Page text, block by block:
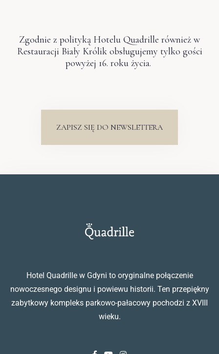
Zgodnie z polityką Hotelu Quadrille również w
Restauracji Biały Królik obsługujemy tylko gości
powyżej 16. roku życia.
ZAPISZ SIĘ DO NEWSLETTERA
Hotel Quadrille w Gdyni to oryginalne połączenie
nowoczesnego designu i powiewu historii. Ten przepiękny
zabytkowy kompleks parkowo-pałacowy pochodzi z XVIII
wieku.